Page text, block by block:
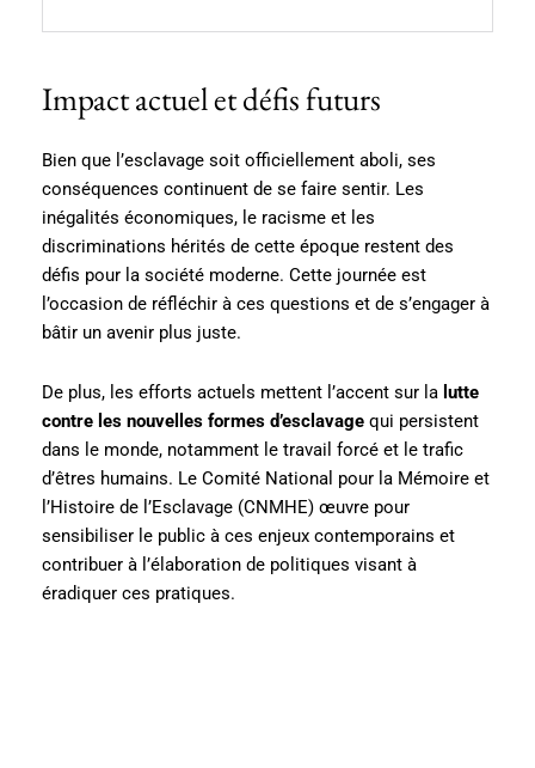
Impact actuel et défis futurs
Bien que l’esclavage soit officiellement aboli, ses
conséquences continuent de se faire sentir. Les
inégalités économiques, le racisme et les
discriminations hérités de cette époque restent des
défis pour la société moderne. Cette journée est
l’occasion de réfléchir à ces questions et de s’engager à
bâtir un avenir plus juste.
De plus, les efforts actuels mettent l’accent sur la lutte
contre les nouvelles formes d’esclavage qui persistent
dans le monde, notamment le travail forcé et le trafic
d’êtres humains. Le Comité National pour la Mémoire et
l’Histoire de l’Esclavage (CNMHE) œuvre pour
sensibiliser le public à ces enjeux contemporains et
contribuer à l’élaboration de politiques visant à
éradiquer ces pratiques.